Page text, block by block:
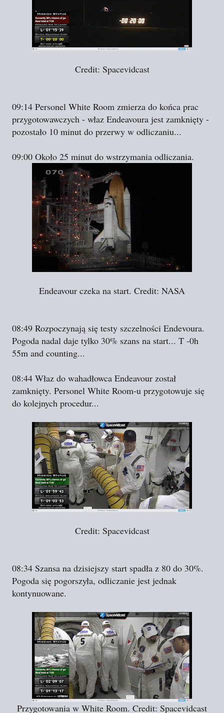
Credit: Spacevidcast
09:14 Personel White Room zmierza do końca prac
przygotowawczych - właz Endeavoura jest zamknięty -
pozostało 10 minut do przerwy w odliczaniu...
09:00 Około 25 minut do wstrzymania odliczania.
Endeavour czeka na start. Credit: NASA
08:49 Rozpoczynają się testy szczelności Endevoura.
Pogoda nadal daje tylko 30% szans na start... T -0h
55m and counting...
08:44 Właz do wahadłowca Endeavour został
zamknięty. Personel White Room-u przygotowuje się
do kolejnych procedur...
Credit: Spacevidcast
08:34 Szansa na dzisiejszy start spadła z 80 do 30%.
Pogoda się pogorszyła, odliczanie jest jednak
kontynuowane.
Przygotowania w White Room. Credit: Spacevidcast